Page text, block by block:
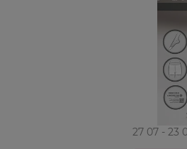
27 07 - 23